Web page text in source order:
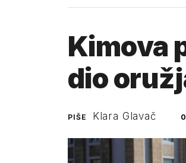
Kimova
dio
PIŠE Klara Glavač